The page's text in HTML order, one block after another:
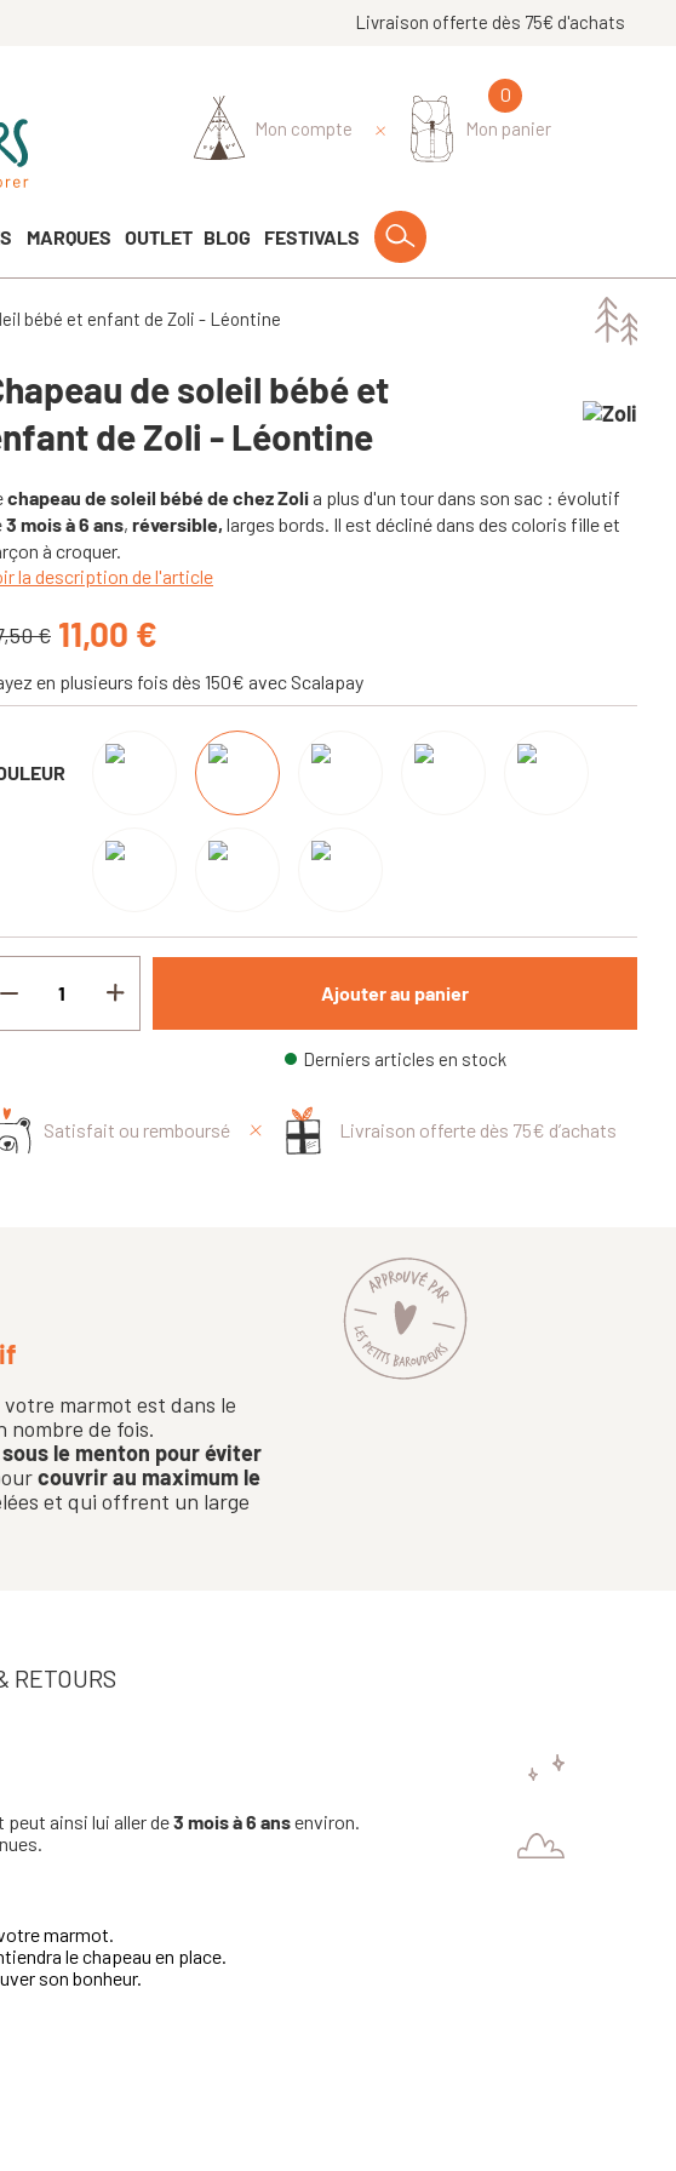
Livraison offerte dès 75€ d'achats
Mon compte Mon panier
0
MARQUES OUTLET BLOG FESTIVALS
bébé et enfant de Zoli - Léontine
de soleil bébé et
de Zoli - Léontine
chapeau de soleil bébé de chez Zoli a plus d'un tour dans son sac : évolutif
3 mois à 6 ans, réversible, larges bords. Il est décliné dans des coloris fille et
à croquer.
la description de l'article
€ 11,00 €
en plusieurs fois dès 150€ avec Scalapay
Ajouter au panier
Derniers articles en stock
Satisfait ou remboursé Livraison offerte dès 75€ d’achats
marmot est dans le
de fois.
le menton pour éviter
couvrir au maximum le
et qui offrent un large
RETOURS
peut ainsi lui aller de3 mois à 6 ansenviron.
marmot.
le chapeau en place.
son bonheur.